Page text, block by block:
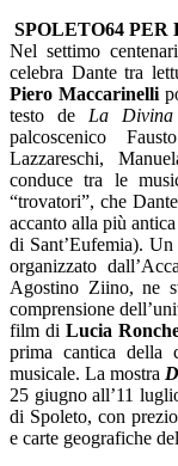
SPOLETO64 PER
Nel settimo
celebra Dante tra
Piero Maccarinelli
testo de La Divina
palcoscenico
Lazzareschi,
conduce tra le
“trovatori”, che
accanto alla più
di Sant’Eufemia). Un
organizzato
Agostino Ziino, ne
comprensione
film diLucia
prima cantica della
musicale. La mostra
25 giugno all’11
di Spoleto, con
e carte geografiche